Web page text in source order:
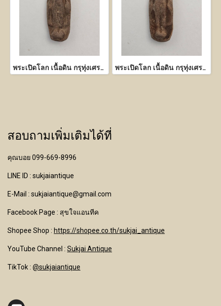
พระเปิดโลก เนื้อดิน กรุทุ่งเศรษฐี กำแพงเพชร พระเปิดโลก เนื้อดิน กรุทุ่งเศรษฐี กำแพงเพชร
สอบถามเพิ่มเติมได้ที่
คุณบอย 099-669-8996
LINE ID : sukjaiantique
E-Mail : sukjaiantique@gmail.com
Facebook Page : สุขใจแอนทีค
Shopee Shop : https://shopee.co.th/sukjai_antique
YouTube Channel : Sukjai Antique
TikTok : @sukjaiantique